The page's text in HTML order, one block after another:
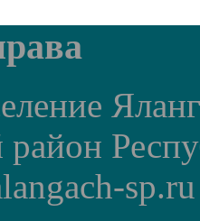
район
sp.ru